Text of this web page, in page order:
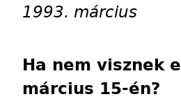
1993. március
Ha nem visznek
március 15-én?